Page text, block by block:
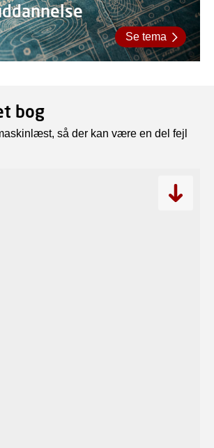
Se tema
bog
så der kan være en del fejl